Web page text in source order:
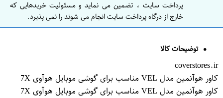
پرداخت سایت ، تضمین می نماید و مسئولیت خریدهایی که
خارج از درگاه پرداخت سایت انجام می شوند را نمی پذیرد.
توضیحات کالا
coverstores.ir
کاور هوآنمین مدل VEL مناسب برای گوشی موبایل هوآوی 7X
کاور هوآنمین مدل VEL مناسب برای گوشی موبایل هوآوی 7X